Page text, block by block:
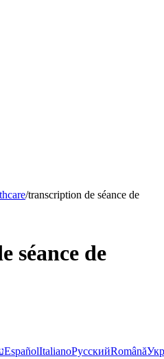
/transcription de séance de
séance de
EspañolItalianoРусскийRomână